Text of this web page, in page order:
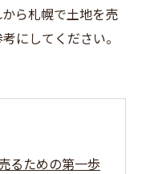
ら札幌で土地を売
にしてください。
るための第一歩